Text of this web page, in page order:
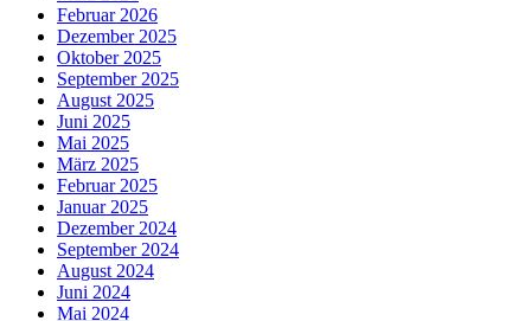
Februar 2026
Dezember 2025
Oktober 2025
September 2025
August 2025
Juni 2025
Mai 2025
März 2025
Februar 2025
Januar 2025
Dezember 2024
September 2024
August 2024
Juni 2024
Mai 2024